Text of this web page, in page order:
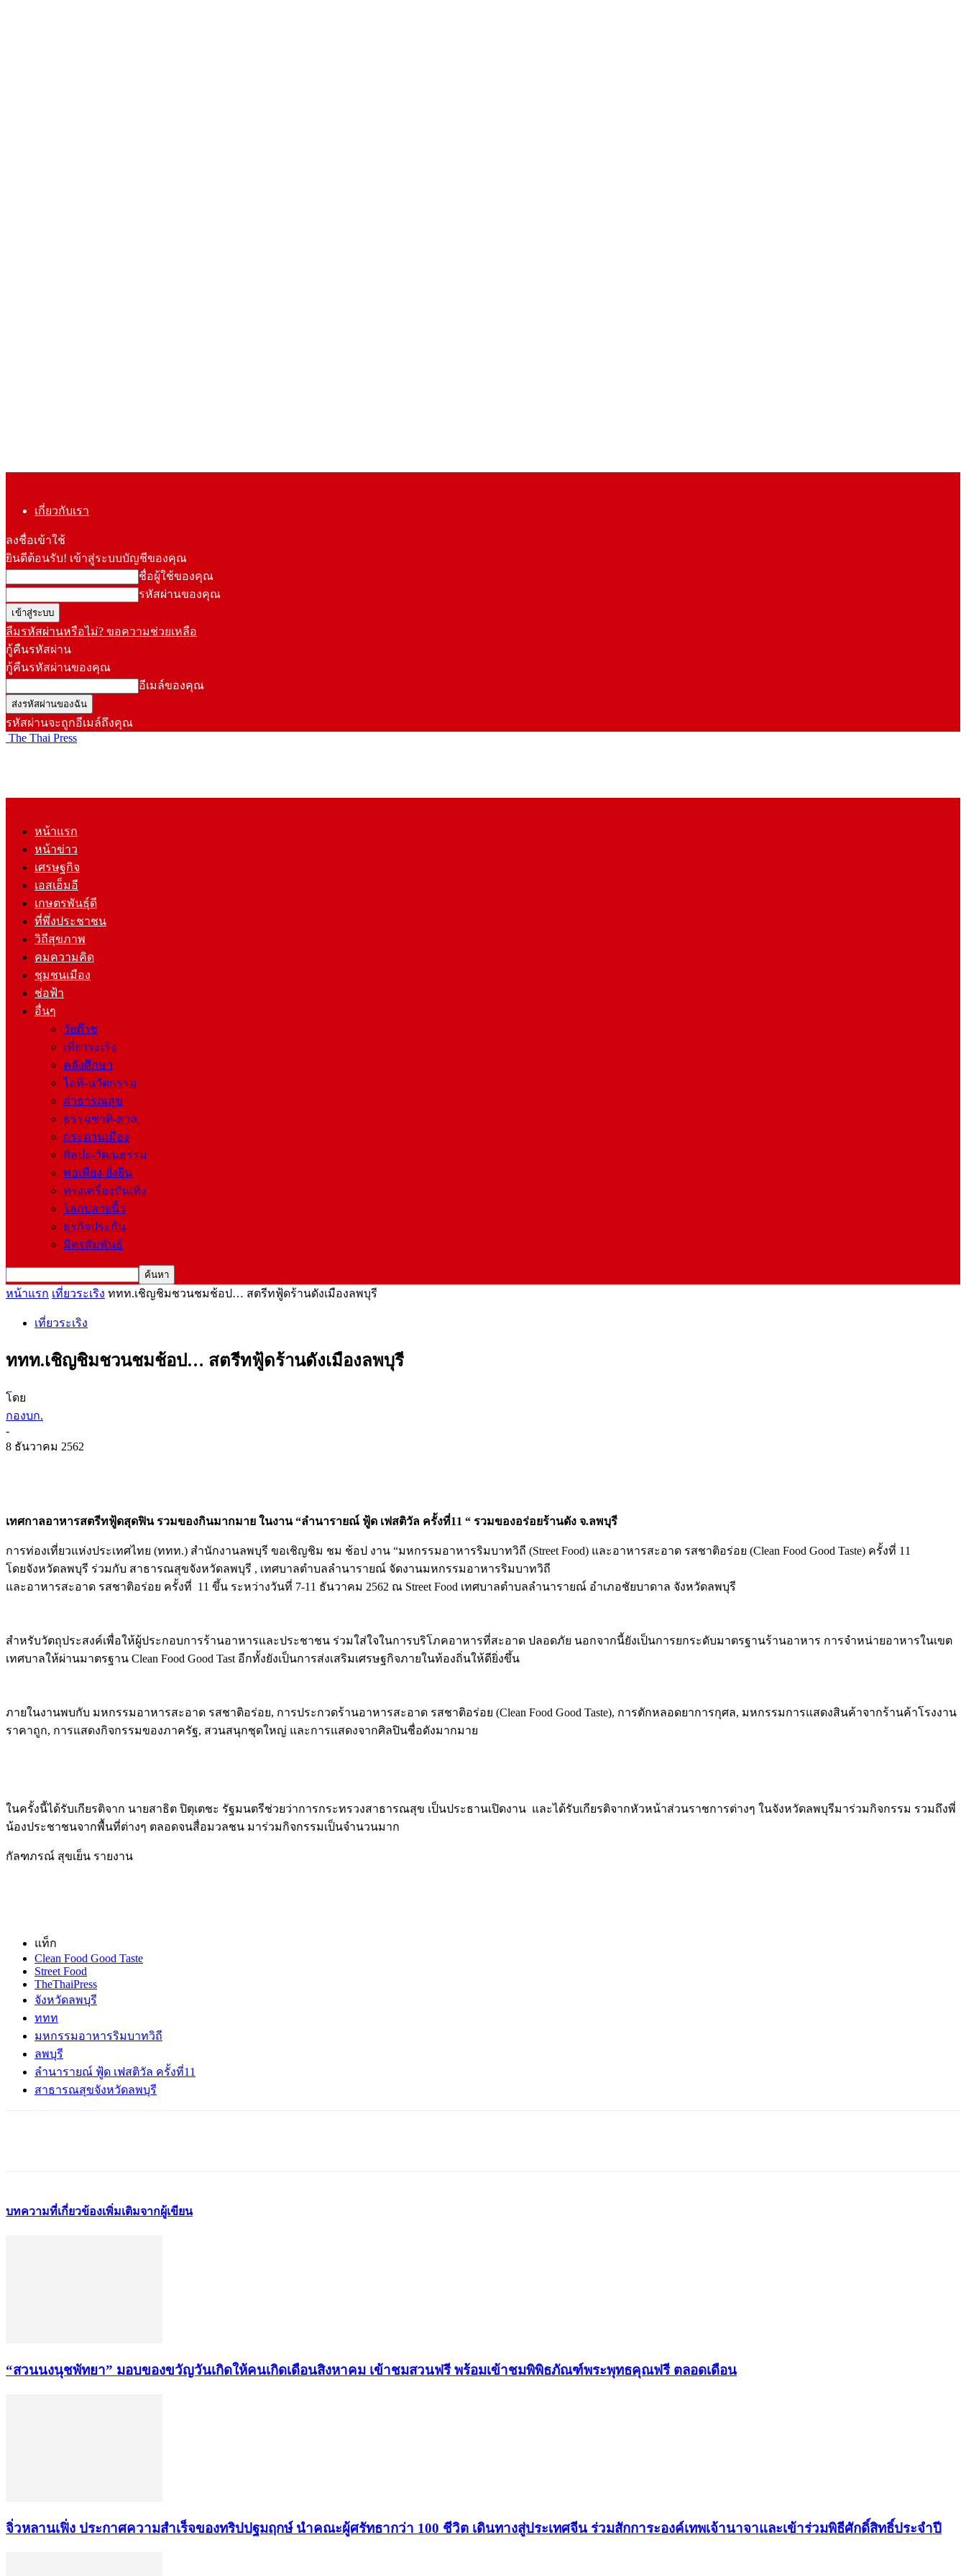
เกี่ยวกับเรา
ลงชื่อเข้าใช้
ยินดีต้อนรับ! เข้าสู่ระบบบัญชีของคุณ
ชื่อผู้ใช้ของคุณ
รหัสผ่านของคุณ
ลืมรหัสผ่านหรือไม่? ขอความช่วยเหลือ
กู้คืนรหัสผ่าน
กู้คืนรหัสผ่านของคุณ
อีเมล์ของคุณ
รหัสผ่านจะถูกอีเมล์ถึงคุณ
The Thai Press
หน้าแรก
หน้าข่าว
เศรษฐกิจ
เอสเอ็มอี
เกษตรพันธุ์ดี
ที่พึ่งประชาชน
วิถีสุขภาพ
คมความคิด
ชุมชนเมือง
ช่อฟ้า
อื่นๆ
วัยต๊าช
เที่ยวระเริง
คลังศึกษา
ไอที-นวัตกรรม
สาธารณสุข
ธรรมชาติ-สวล.
กระดานเมือง
ศิลปะ-วัฒนธรรม
พอเพียง-ยั่งยืน
ทรงเครื่องบันเทิง
โลกปลายนิ้ว
ธุรกิจประกัน
มิตรสัมพันธ์
หน้าแรก เที่ยวระเริง ททท.เชิญชิมชวนชมช้อป… สตรีทฟู้ดร้านดังเมืองลพบุรี
เที่ยวระเริง
ททท.เชิญชิมชวนชมช้อป… สตรีทฟู้ดร้านดังเมืองลพบุรี
โดย
กองบก.
-
8 ธันวาคม 2562
เทศกาลอาหารสตรีทฟู้ดสุดฟิน รวมของกินมากมาย ในงาน “ลำนารายณ์ ฟู้ด เฟสติวัล ครั้งที่11 “ รวมของอร่อยร้านดัง จ.ลพบุรี
การท่องเที่ยวแห่งประเทศไทย (ททท.) สำนักงานลพบุรี ขอเชิญชิม ชม ช้อป งาน “มหกรรมอาหารริมบาทวิถี (Street Food) และอาหารสะอาด รสชาติอร่อย (Clean Food Good Taste) ครั้งที่ 11
โดยจังหวัดลพบุรี ร่วมกับ สาธารณสุขจังหวัดลพบุรี , เทศบาลตำบลลำนารายณ์ จัดงานมหกรรมอาหารริมบาทวิถี
และอาหารสะอาด รสชาติอร่อย ครั้งที่ 11 ขึ้น ระหว่างวันที่ 7-11 ธันวาคม 2562 ณ Street Food เทศบาลตำบลลำนารายณ์ อำเภอชัยบาดาล จังหวัดลพบุรี
สำหรับวัตถุประสงค์เพื่อให้ผู้ประกอบการร้านอาหารและประชาชน ร่วมใส่ใจในการบริโภคอาหารที่สะอาด ปลอดภัย นอกจากนี้ยังเป็นการยกระดับมาตรฐานร้านอาหาร การจำหน่ายอาหารในเขต
เทศบาลให้ผ่านมาตรฐาน Clean Food Good Tast อีกทั้งยังเป็นการส่งเสริมเศรษฐกิจภายในท้องถิ่นให้ดียิ่งขึ้น
ภายในงานพบกับ มหกรรมอาหารสะอาด รสชาติอร่อย, การประกวดร้านอาหารสะอาด รสชาติอร่อย (Clean Food Good Taste), การตักหลอดยาการกุศล, มหกรรมการแสดงสินค้าจากร้านค้าโรงงาน
ราคาถูก, การแสดงกิจกรรมของภาครัฐ, สวนสนุกชุดใหญ่ และการแสดงจากศิลปินชื่อดังมากมาย
ในครั้งนี้ได้รับเกียรติจาก นายสาธิต ปิตุเตชะ รัฐมนตรีช่วยว่าการกระทรวงสาธารณสุข เป็นประธานเปิดงาน และได้รับเกียรติจากหัวหน้าส่วนราชการต่างๆ ในจังหวัดลพบุรีมาร่วมกิจกรรม รวมถึงพี่
น้องประชาชนจากพื้นที่ต่างๆ ตลอดจนสื่อมวลชน มาร่วมกิจกรรมเป็นจำนวนมาก
กัลฑภรณ์ สุขเย็น รายงาน
แท็ก
Clean Food Good Taste
Street Food
TheThaiPress
จังหวัดลพบุรี
ททท
มหกรรมอาหารริมบาทวิถี
ลพบุรี
ลำนารายณ์ ฟู้ด เฟสติวัล ครั้งที่11
สาธารณสุขจังหวัดลพบุรี
บทความที่เกี่ยวข้องเพิ่มเติมจากผู้เขียน
“สวนนงนุชพัทยา” มอบของขวัญวันเกิดให้คนเกิดเดือนสิงหาคม เข้าชมสวนฟรี พร้อมเข้าชมพิพิธภัณฑ์พระพุทธคุณฟรี ตลอดเดือน
จิ่วหลานเฟิ่ง ประกาศความสำเร็จของทริปปฐมฤกษ์ นำคณะผู้ศรัทธากว่า 100 ชีวิต เดินทางสู่ประเทศจีน ร่วมสักการะองค์เทพเจ้านาจาและเข้าร่วมพิธีศักดิ์สิทธิ์ประจำปี